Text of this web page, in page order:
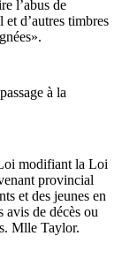
l’abus de
d’autres timbres
à la
modifiant la Loi
provincial
et des jeunes en
avis de décès ou
Mlle Taylor.